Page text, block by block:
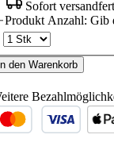
Sofort
Produkt Anzahl: Gib
den Warenkorb